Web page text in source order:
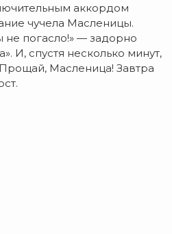
аккордом
чучела Масленицы.
не погасло!» — задорно
И, спустя несколько минут,
Масленица! Завтра